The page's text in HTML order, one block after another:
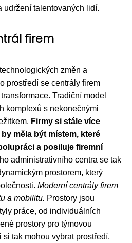
udržení talentovaných lidí.
firem
změn a
prostředí se centrály firem
Tradiční model
komplexů s nekonečnými
Firmy si stále více
měla být místem, které
a posiluje firemní
administrativního centra se tak
prostorem, který
Moderní centrály firem
a mobilitu. Prostory jsou
práce, od individuálních
prostory pro týmovou
tak mohou vybrat prostředí,